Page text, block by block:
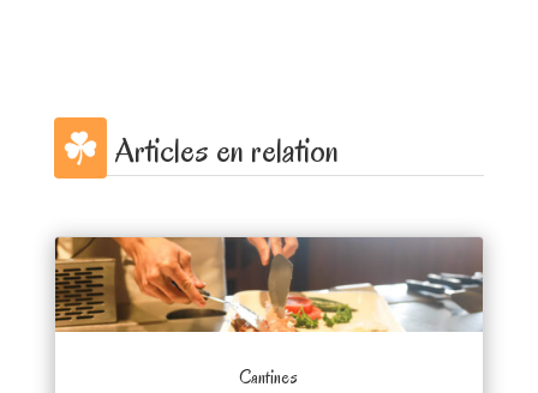
Articles en relation
Cantines